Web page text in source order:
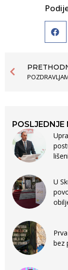
POSLJEDNJE
U
bez